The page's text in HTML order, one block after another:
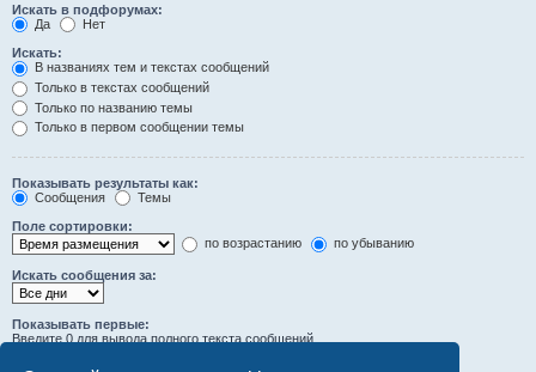
Искать в подфорумах:
Да
Нет
Искать:
В названиях тем и текстах сообщений
Только в текстах сообщений
Только по названию темы
Только в первом сообщении темы
Показывать результаты как:
Сообщения
Темы
Поле сортировки:
по возрастанию
по убыванию
Искать сообщения за:
Показывать первые:
Введите 0 для вывода полного текста сообщений.